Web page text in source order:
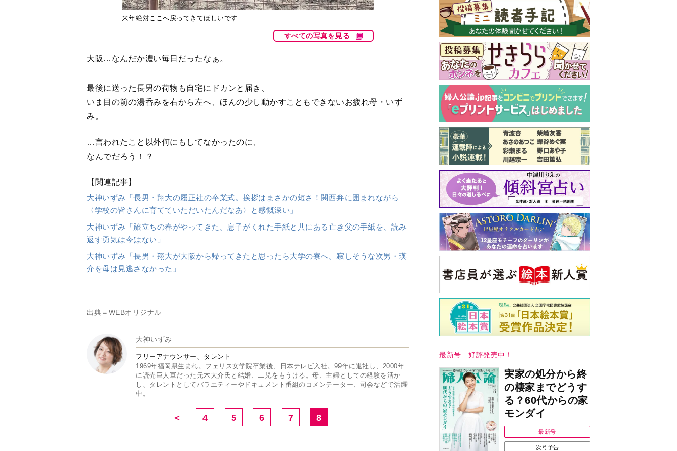
来年絶対ここへ戻ってきてほしいです
すべての写真を見る
大阪…なんだか濃い毎日だったなぁ。
最後に送った長男の荷物も自宅にドカンと届き、
いま目の前の湯呑みを右から左へ、ほんの少し動かすこともできないお疲れ母・いず
み。
…言われたこと以外何にもしてなかったのに、
なんでだろう！？
【関連記事】
大神いずみ「長男・翔大の履正社の卒業式。挨拶はまさかの短さ！関西弁に囲まれながら
〈学校の皆さんに育てていただいたんだなあ〉と感慨深い」
大神いずみ「旅立ちの春がやってきた。息子がくれた手紙と共にある亡き父の手紙を、読み
返す勇気は今はない」
大神いずみ「長男・翔大が大阪から帰ってきたと思ったら大学の寮へ。寂しそうな次男・瑛
介を母は見逃さなかった」
出典＝WEBオリジナル
大神いずみ
フリーアナウンサー、タレント
1969年福岡県生まれ。フェリス女学院卒業後、日本テレビ入社。99年に退社し、2000年
に読売巨人軍だった元木大介氏と結婚、二児をもうける。母、主婦としての経験を活か
し、タレントとしてバラエティーやドキュメント番組のコメンテーター、司会などで活躍
中。
＜ 4 5 6 7 8
最新号 好評発売中！
実家の処分から終
の棲家までどうす
る？60代からの家
モンダイ
最新号
次号予告